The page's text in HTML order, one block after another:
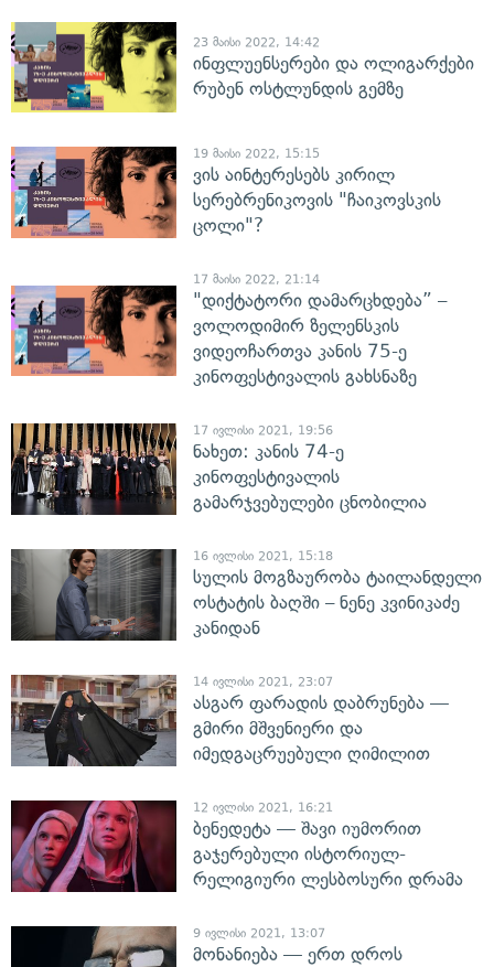
23 მაისი 2022, 14:42
ინფლუენსერები და ოლიგარქები
რუბენ ოსტლუნდის გემზე
19 მაისი 2022, 15:15
ვის აინტერესებს კირილ
სერებრენიკოვის "ჩაიკოვსკის
ცოლი"?
17 მაისი 2022, 21:14
"დიქტატორი დამარცხდება” –
ვოლოდიმირ ზელენსკის
ვიდეოჩართვა კანის 75-ე
კინოფესტივალის გახსნაზე
17 ივლისი 2021, 19:56
ნახეთ: კანის 74-ე
კინოფესტივალის
გამარჯვებულები ცნობილია
16 ივლისი 2021, 15:18
სულის მოგზაურობა ტაილანდელი
ოსტატის ბაღში – ნენე კვინიკაძე
კანიდან
14 ივლისი 2021, 23:07
ასგარ ფარადის დაბრუნება —
გმირი მშვენიერი და
იმედგაცრუებული ღიმილით
12 ივლისი 2021, 16:21
ბენედეტა — შავი იუმორით
გაჯერებული ისტორიულ-
რელიგიური ლესბოსური დრამა
9 ივლისი 2021, 13:07
მონანიება — ერთ დროს